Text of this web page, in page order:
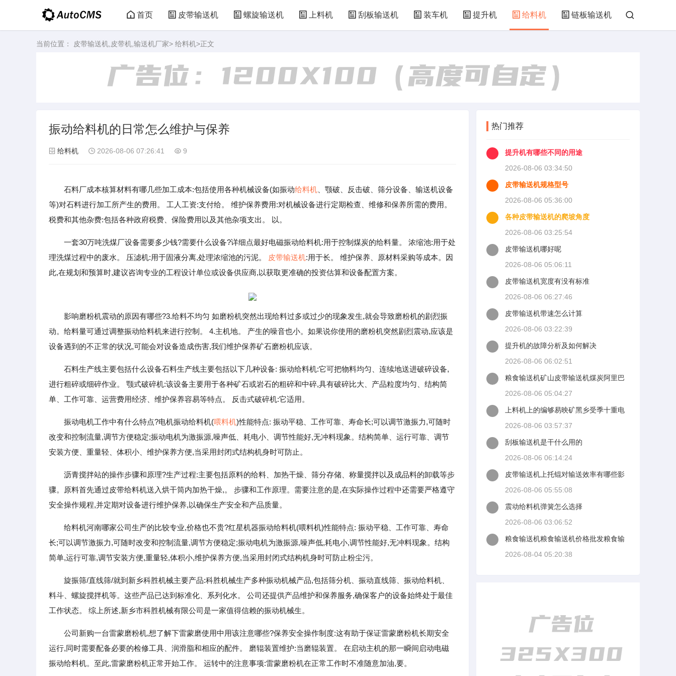
首页 皮带输送机 螺旋输送机 上料机 刮板输送机 装车机 提升机 给料机 链板输送机
当前位置： 皮带输送机,皮带机,输送机厂家> 给料机>正文
振动给料机的日常怎么维护与保养
给料机 2026-08-06 07:26:41 9
石料厂成本核算材料有哪几些加工成本:包括使用各种机械设备(如振动给料机 、颚破、反击破、筛分设备、输送机设备
等)对石料进行加工所产生的费用。 工人工资:支付给。 维护保养费用:对机械设备进行定期检查、维修和保养所需的费用。
税费和其他杂费:包括各种政府税费、保险费用以及其他杂项支出。 以。
一套30万吨洗煤厂设备需要多少钱?需要什么设备?详细点最好电磁振动给料机:用于控制煤炭的给料量。 浓缩池:用于处
理洗煤过程中的废水。 压滤机:用于固液分离,处理浓缩池的污泥。
皮带输送机:用于长。 维护保养、原材料采购等成本。因
此,在规划和预算时,建议咨询专业的工程设计单位或设备供应商,以获取更准确的投资估算和设备配置方案。
影响磨粉机震动的原因有哪些?3.给料不均匀 如磨粉机突然出现给料过多或过少的现象发生,就会导致磨粉机的剧烈振
动。给料量可通过调整振动给料机来进行控制。 4.主机地。 产生的噪音也小。如果说你使用的磨粉机突然剧烈震动,应该是
设备遇到的不正常的状况,可能会对设备造成伤害,我们维护保养矿石磨粉机应该。
石料生产线主要包括什么设备石料生产线主要包括以下几种设备: 振动给料机:它可把物料均匀、连续地送进破碎设备,
进行粗碎或细碎作业。 颚式破碎机:该设备主要用于各种矿石或岩石的粗碎和中碎,具有破碎比大、产品粒度均匀、结构简
单、工作可靠、运营费用经济、维护保养容易等特点。 反击式破碎机:它适用。
振动电机工作中有什么特点?电机振动给料机(喂料机)性能特点: 振动平稳、工作可靠、寿命长;可以调节激振力,可随时
改变和控制流量,调节方便稳定;振动电机为激振源,噪声低、耗电小、调节性能好,无冲料现象。结构简单、运行可靠、调节
安装方便、重量轻、体积小、维护保养方便,当采用封闭式结构机身时可防止。
沥青搅拌站的操作步骤和原理?生产过程:主要包括原料的给料、加热干燥、筛分存储、称量搅拌以及成品料的卸载等步
骤。原料首先通过皮带给料机送入烘干筒内加热干燥,。 步骤和工作原理。需要注意的是,在实际操作过程中还需要严格遵守
安全操作规程,并定期对设备进行维护保养,以确保生产安全和产品质量。
给料机河南哪家公司生产的比较专业,价格也不贵?红星机器振动给料机(喂料机)性能特点: 振动平稳、工作可靠、寿命
长;可以调节激振力,可随时改变和控制流量,调节方便稳定;振动电机为激振源,噪声低,耗电小,调节性能好,无冲料现象。结构
简单,运行可靠,调节安装方便,重量轻,体积小,维护保养方便,当采用封闭式结构机身时可防止粉尘污。
旋振筛/直线筛/就到新乡科胜机械主要产品:科胜机械生产多种振动机械产品,包括筛分机、振动直线筛、振动给料机、
料斗、螺旋搅拌机等。这些产品已达到标准化、系列化水。 公司还提供产品维护和保养服务,确保客户的设备始终处于最佳
工作状态。 综上所述,新乡市科胜机械有限公司是一家值得信赖的振动机械生。
公司新购一台雷蒙磨粉机,想了解下雷蒙磨使用中用该注意哪些?保养安全操作制度:这有助于保证雷蒙磨粉机长期安全
运行,同时需要配备必要的检修工具、润滑脂和相应的配件。 磨辊装置维护:当磨辊装置。 在启动主机的那一瞬间启动电磁
振动给料机。至此,雷蒙磨粉机正常开始工作。 运转中的注意事项:雷蒙磨粉机在正常工作时不准随意加油,要。
热门推荐
提升机有哪些不同的用途
2026-08-06 03:34:50
皮带输送机规格型号
2026-08-06 05:36:00
各种皮带输送机的爬坡角度
2026-08-06 03:25:54
皮带输送机哪好呢
2026-08-06 05:06:11
皮带输送机宽度有没有标准
2026-08-06 06:27:46
皮带输送机带速怎么计算
2026-08-06 03:22:39
提升机的故障分析及如何解决
2026-08-06 06:02:51
粮食输送机矿山皮带输送机煤炭阿里巴
2026-08-06 05:04:27
上料机上的编够易映矿黑乡受季十重电
2026-08-06 03:57:37
刮板输送机是干什么用的
2026-08-06 06:14:24
皮带输送机上托锟对输送效率有哪些影
2026-08-06 05:55:08
震动给料机弹簧怎么选择
2026-08-06 03:06:52
粮食输送机粮食输送机价格批发粮食输
2026-08-04 05:20:38